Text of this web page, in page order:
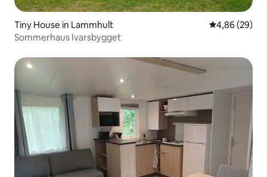
Tiny House in Lammhult
4,86 (29)
Sommerhaus Ivarsbygget